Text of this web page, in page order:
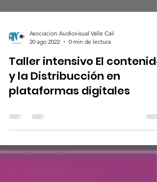
20 ago 2022
0 min de lectura
Taller intensivo El contenido
y la Distribucción en
plataformas digitales